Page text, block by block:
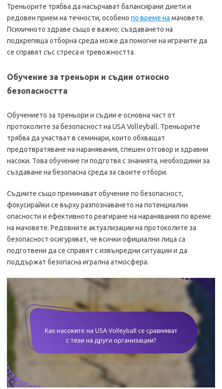
Треньорите трябва да насърчават балансирани диети и
редовен прием на течности, особено по време на мачовете.
Психичното здраве също е важно; създаването на
подкрепяща отборна среда може да помогне на играчите да
се справят със стреса и тревожността.
Обучение за треньори и съдии относно
безопасността
Обучението за треньори и съдии е основна част от
протоколите за безопасност на USA Volleyball. Треньорите
трябва да участват в семинари, които обхващат
предотвратяване на наранявания, спешен отговор и здравни
насоки. Това обучение ги подготвя с знанията, необходими за
създаване на безопасна среда за своите отбори.
Съдиите също преминават обучение по безопасност,
фокусирайки се върху разпознаването на потенциални
опасности и ефективното реагиране на наранявания по време
на мачовете. Редовните актуализации на протоколите за
безопасност осигуряват, че всички официални лица са
подготвени да се справят с извънредни ситуации и да
поддържат безопасна игрална атмосфера.